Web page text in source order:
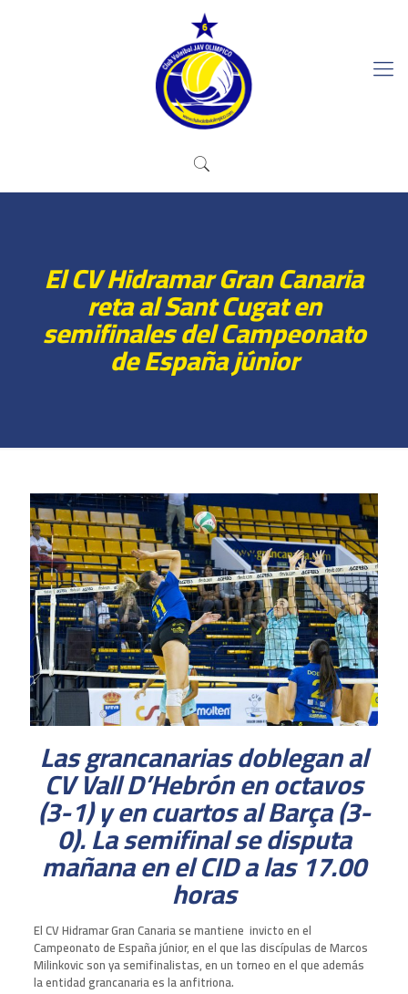
El CV Hidramar Gran Canaria
reta al Sant Cugat en
semifinales del Campeonato
de España júnior
Las grancanarias doblegan al
CV Vall D’Hebrón en octavos
(3-1) y en cuartos al Barça (3-
0). La semifinal se disputa
mañana en el CID a las 17.00
horas
El CV Hidramar Gran Canaria se mantiene invicto en el
Campeonato de España júnior, en el que las discípulas de Marcos
Milinkovic son ya semifinalistas, en un torneo en el que además
la entidad grancanaria es la anfitriona.